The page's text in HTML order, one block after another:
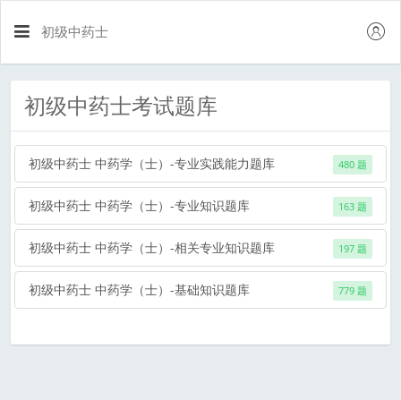
初级中药士
初级中药士考试题库
初级中药士 中药学（士）-专业实践能力题库 480 题
初级中药士 中药学（士）-专业知识题库 163 题
初级中药士 中药学（士）-相关专业知识题库 197 题
初级中药士 中药学（士）-基础知识题库 779 题